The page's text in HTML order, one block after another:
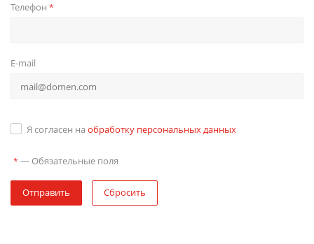
Телефон *
E-mail
Я согласен на обработку персональных данных
* — Обязательные поля
Отправить Сбросить